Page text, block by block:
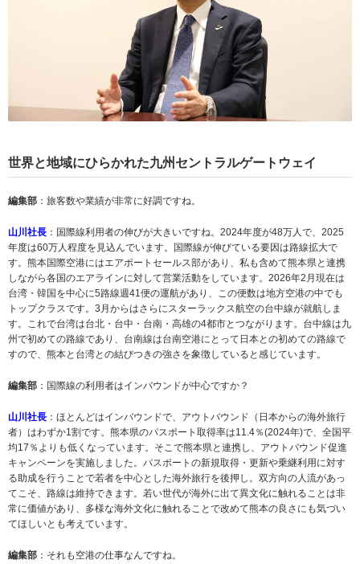
世界と地域にひらかれた九州セントラルゲートウェイ
編集部 ：旅客数や業績が非常に好調ですね。
山川社長 ：国際線利用者の伸びが大きいですね。2024年度が48万人で、2025
年度は60万人程度を見込んでいます。国際線が伸びている要因は路線拡大で
す。熊本国際空港にはエアポートセールス部があり、私も含めて熊本県と連携
しながら各国のエアラインに対して営業活動をしています。2026年2月現在は
台湾・韓国を中心に5路線週41便の運航があり、この便数は地方空港の中でも
トップクラスです。3月からはさらにスターラックス航空の台中線が就航しま
す。これで台湾は台北・台中・台南・高雄の4都市とつながります。台中線は九
州で初めての路線であり、台南線は台南空港にとって日本との初めての路線で
すので、熊本と台湾との結びつきの強さを象徴していると感じています。
編集部 ：国際線の利用者はインバウンドが中心ですか？
山川社長 ：ほとんどはインバウンドで、アウトバウンド（日本からの海外旅行
者）はわずか1割です。熊本県のパスポート取得率は11.4％(2024年)で、全国平
均17％よりも低くなっています。そこで熊本県と連携し、アウトバウンド促進
キャンペーンを実施しました。パスポートの新規取得・更新や乗継利用に対す
る助成を行うことで若者を中心とした海外旅行を後押し。双方向の人流があっ
てこそ、路線は維持できます。若い世代が海外に出て異文化に触れることは非
常に価値があり、多様な海外文化に触れることで改めて熊本の良さにも気づい
てほしいとも考えています。
編集部 ：それも空港の仕事なんですね。